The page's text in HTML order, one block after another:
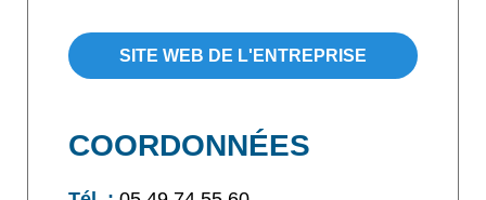
SITE WEB DE L'ENTREPRISE
COORDONNÉES